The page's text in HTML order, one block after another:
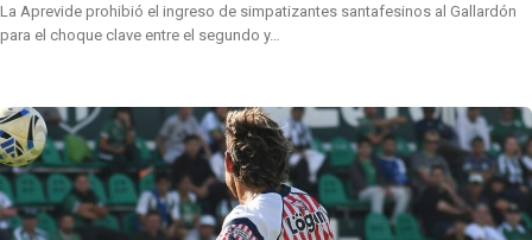
La Aprevide prohibió el ingreso de simpatizantes santafesinos al Gallardón
para el choque clave entre el segundo y…